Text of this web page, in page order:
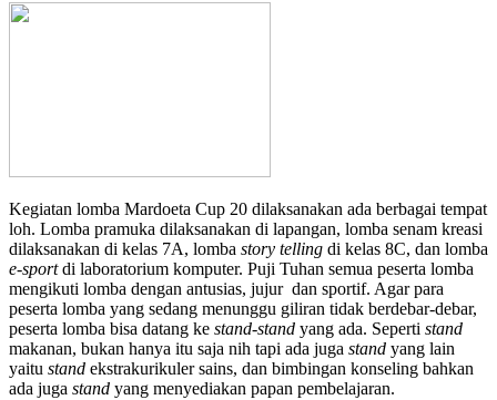
Kegiatan lomba Mardoeta Cup 20 dilaksanakan ada berbagai tempat
loh. Lomba pramuka dilaksanakan di lapangan, lomba senam kreasi
dilaksanakan di kelas 7A, lomba story telling di kelas 8C, dan lomba
e-sportdi laboratorium komputer. Puji Tuhan semua peserta lomba
mengikuti lomba dengan antusias, jujur dan sportif. Agar para
peserta lomba yang sedang menunggu giliran tidak berdebar-debar,
peserta lomba bisa datang ke stand-stand yang ada. Seperti stand
makanan, bukan hanya itu saja nih tapi ada juga stand yang lain
yaitu stand ekstrakurikuler sains, dan bimbingan konseling bahkan
ada juga stand yang menyediakan papan pembelajaran.